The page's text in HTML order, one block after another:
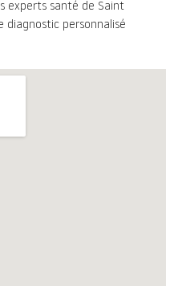
experts santé de Saint
diagnostic personnalisé